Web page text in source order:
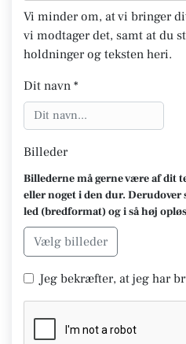
Vi minder om, at vi bringer
vi modtager det, samt at du
holdninger og teksten heri.
Dit navn *
Billeder
Billederne må gerne være af dit
eller noget i den dur. Derudover
led (bredformat) og i så høj
Vælg billeder
Jeg bekræfter, at jeg har